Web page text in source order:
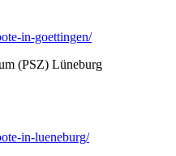
in-goettingen/
(PSZ) Lüneburg
in-lueneburg/